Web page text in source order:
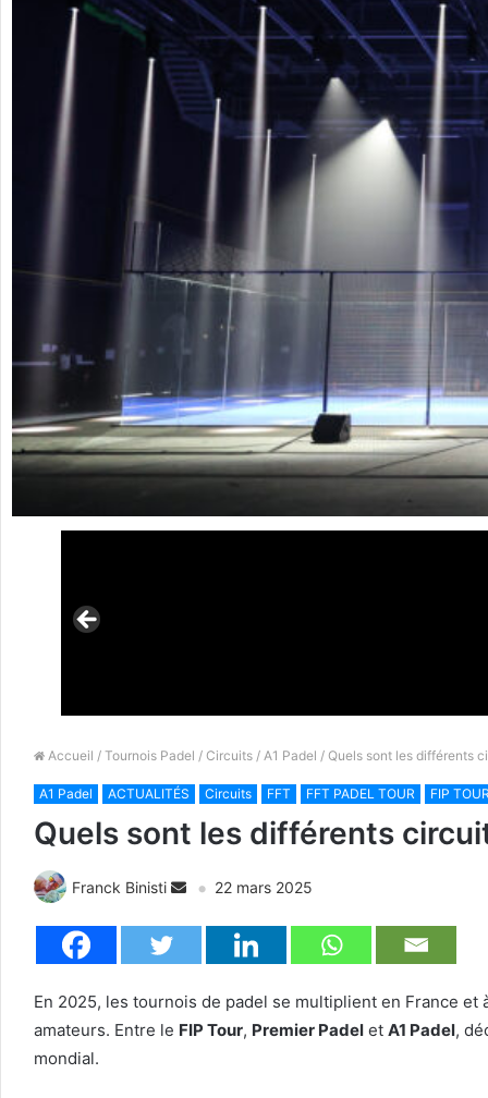
Accueil / Tournois Padel / Circuits / A1 Padel / Quels sont les différents
A1 Padel ACTUALITÉS Circuits FFT FFT PADEL TOUR FIP
Quels sont les différents
Franck Binisti 22 mars 2025
En 2025, les tournois de padel se multiplient en France
amateurs. Entre le FIP Tour, Premier Padel et A1 Padel,
mondial.